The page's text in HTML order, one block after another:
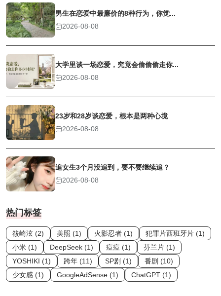
男生在恋爱中最廉价的8种行为，你觉...
2026-08-08
大学里谈一场恋爱，究竟会偷偷偷走你...
2026-08-08
23岁和28岁谈恋爱，根本是两种心境
2026-08-08
追女生3个月没追到，要不要继续追？
2026-08-08
热门标签
筱崎泫 (2) 美照 (1) 火影忍者 (1)
犯罪片西班牙片 (1)
小米 (1)
DeepSeek (1) 痘痘 (1)
芬兰片 (1)
YOSHIKI (1)
跨年 (11) SP剧 (1)
番剧 (10)
少女感 (1)
GoogleAdSense (1) ChatGPT (1)